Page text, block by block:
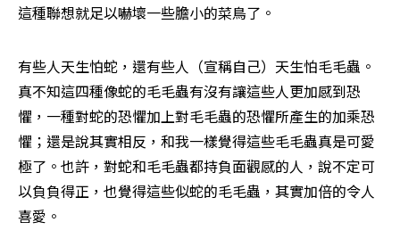
這種聯想就足以嚇壞一些膽小的菜鳥了。
有些人天生怕蛇，還有些人（宣稱自己）天生怕毛毛蟲。
真不知這四種像蛇的毛毛蟲有沒有讓這些人更加感到恐
懼，一種對蛇的恐懼加上對毛毛蟲的恐懼所產生的加乘恐
懼；還是說其實相反，和我一樣覺得這些毛毛蟲真是可愛
極了。也許，對蛇和毛毛蟲都持負面觀感的人，說不定可
以負負得正，也覺得這些似蛇的毛毛蟲，其實加倍的令人
喜愛。